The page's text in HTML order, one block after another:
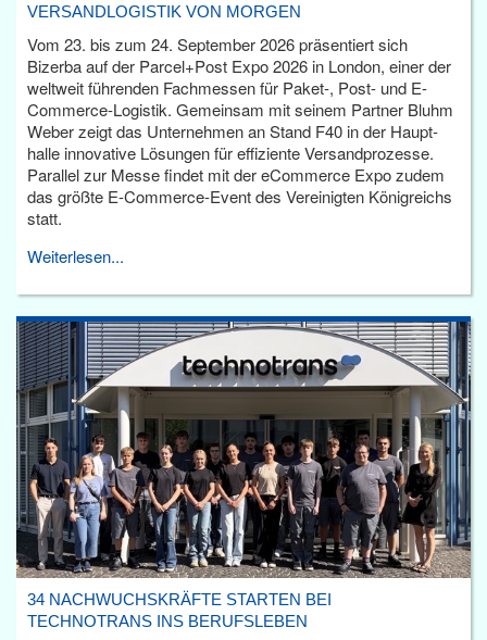
VERSANDLOGISTIK VON MORGEN
Vom 23. bis zum 24. September 2026 präsentiert sich
Bizerba auf der Parcel+Post Expo 2026 in London, einer der
weltweit führenden Fachmessen für Paket-, Post- und E-
Commerce-Logistik. Gemeinsam mit seinem Partner Bluhm
Weber zeigt das Unternehmen an Stand F40 in der Haupt­
halle innovative Lösungen für effiziente Versandprozesse.
Parallel zur Messe findet mit der eCommerce Expo zudem
das größte E-Commerce-Event des Vereinigten Königreichs
statt.
Weiterlesen...
34 NACHWUCHSKRÄFTE STARTEN BEI
TECHNOTRANS INS BERUFSLEBEN